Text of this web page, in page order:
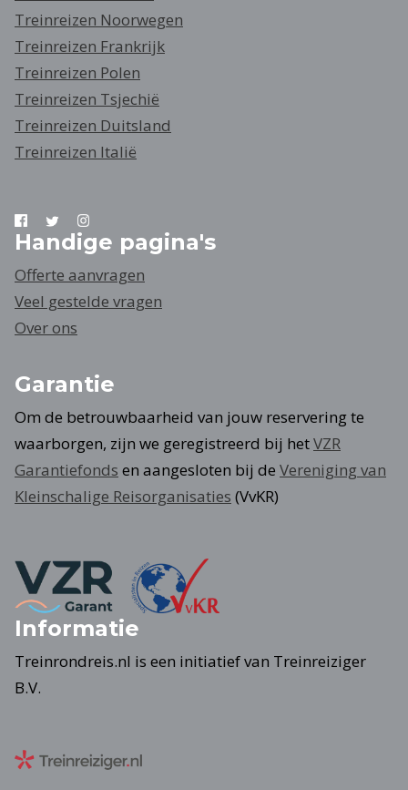
Treinreizen Noorwegen
Treinreizen Frankrijk
Treinreizen Polen
Treinreizen Tsjechië
Treinreizen Duitsland
Treinreizen Italië
Handige pagina's
Offerte aanvragen
Veel gestelde vragen
Over ons
Garantie
Om de betrouwbaarheid van jouw reservering te
waarborgen, zijn we geregistreerd bij hetVZR
Garantiefonds en aangesloten bij de Vereniging van
Kleinschalige Reisorganisaties (VvKR)
Informatie
Treinrondreis.nl is een initiatief van Treinreiziger
B.V.